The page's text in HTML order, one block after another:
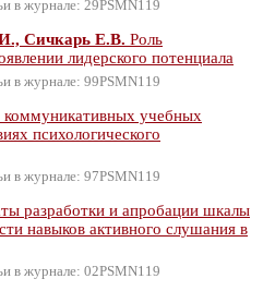
в журнале: 29PSMN119
Сичкарь Е.В. Роль
лидерского потенциала
в журнале: 99PSMN119
коммуникативных учебных
психологического
в журнале: 97PSMN119
разработки и апробации шкалы
навыков активного слушания в
в журнале: 02PSMN119